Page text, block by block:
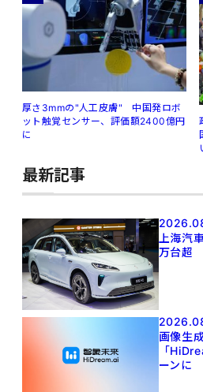
厚さ3mmの"人工皮膚" 中国発ロボ
ット触覚センサー、評価額2400億円
に
最新記事
上海汽
万台超
画像生
「
ーンに